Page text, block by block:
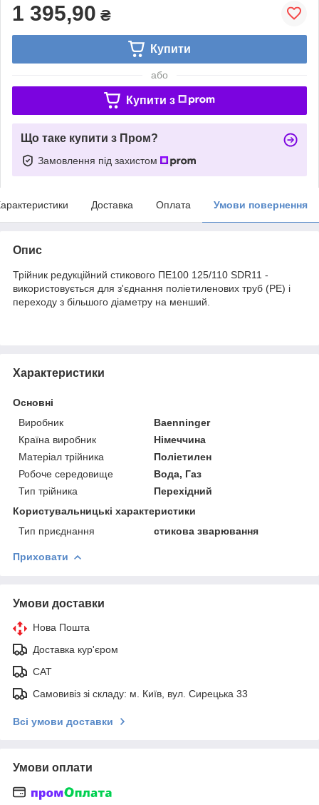
1 395,90 ₴
Купити
або
Купити з
Що таке купити з Пром?
Замовлення під захистом
Доставка Оплата Умови повернення
Опис
Трійник редукційний стикового ПЕ100 125/110 SDR11 -
використовується для з'єднання поліетиленових труб (PE) і
переходу з більшого діаметру на менший.
Характеристики
Основні
Виробник
Baenninger
Країна виробник
Німеччина
Матеріал трійника
Поліетилен
Робоче середовище
Вода, Газ
Тип трійника
Перехідний
Користувальницькі характеристики
Тип приєднання
стикова зварювання
Приховати
Умови доставки
Нова Пошта
Доставка кур'єром
САТ
Самовивіз зі складу: м. Київ, вул. Сирецька 33
Всі умови доставки
Умови оплати